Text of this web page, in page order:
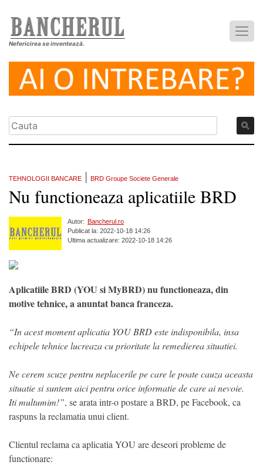
Nefericirea se inventează.
TEHNOLOGII BANCARE BRD Groupe Societe Generale
Nu functioneaza aplicatiile BRD
Autor: Bancherul.ro
Publicat la: 2022-10-18 14:26
Ultima actualizare: 2022-10-18 14:26
Aplicatiile BRD (YOU si MyBRD) nu functioneaza, din
motive tehnice, a anuntat banca franceza.
“In acest moment aplicatia YOU BRD este indisponibila, insa
echipele tehnice lucreaza cu prioritate la remedierea situatiei.
Ne cerem scuze pentru neplacerile pe care le poate cauza aceasta
situatie si suntem aici pentru orice informatie de care ai nevoie.
Iti multumim!”, se arata intr-o postare a BRD, pe Facebook, ca
raspuns la reclamatia unui client.
Clientul reclama ca aplicatia YOU are deseori probleme de
functionare: